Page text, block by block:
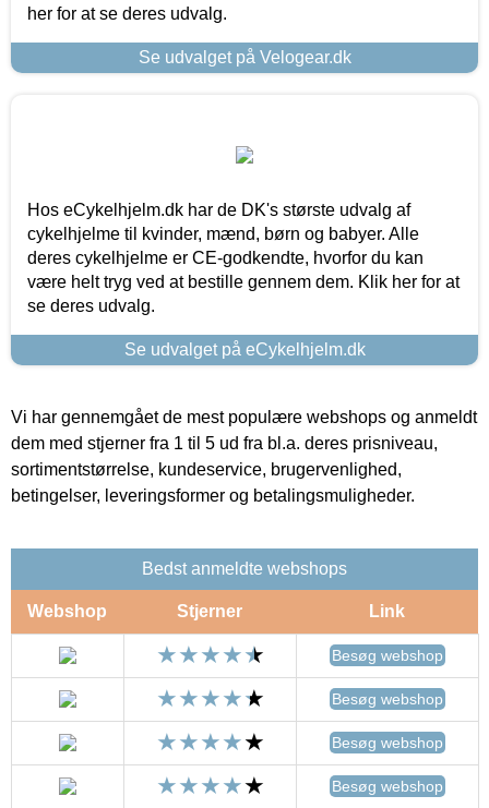
her for at se deres udvalg.
Se udvalget på Velogear.dk
Hos eCykelhjelm.dk har de DK's største udvalg af
cykelhjelme til kvinder, mænd, børn og babyer. Alle
deres cykelhjelme er CE-godkendte, hvorfor du kan
være helt tryg ved at bestille gennem dem. Klik her for at
se deres udvalg.
Se udvalget på eCykelhjelm.dk
Vi har gennemgået de mest populære webshops og anmeldt
dem med stjerner fra 1 til 5 ud fra bl.a. deres prisniveau,
sortimentstørrelse, kundeservice, brugervenlighed,
betingelser, leveringsformer og betalingsmuligheder.
Bedst anmeldte webshops
Webshop Stjerner Link
Besøg webshop
Besøg webshop
Besøg webshop
Besøg webshop